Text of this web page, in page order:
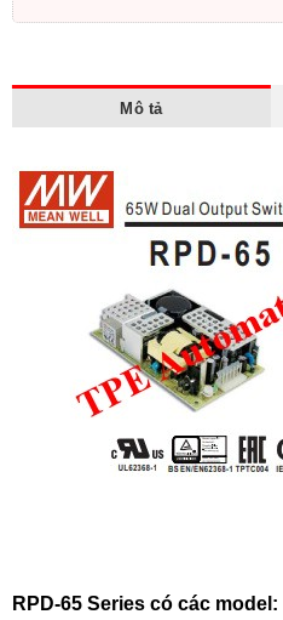
Mô tả
RPD-65 Series có các model: